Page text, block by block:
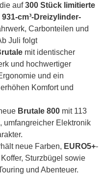
auf300 Stück limitierte
931-cm³-Dreizylinder-
Carbonteilen und
Juli folgt
mit identischer
und hochwertiger
und ein
erhöhen Komfort und
Brutale 800 mit 113
umfangreicher Elektronik
neue Farben, EURO5+-
Sturzbügel sowie
und Abenteuer.